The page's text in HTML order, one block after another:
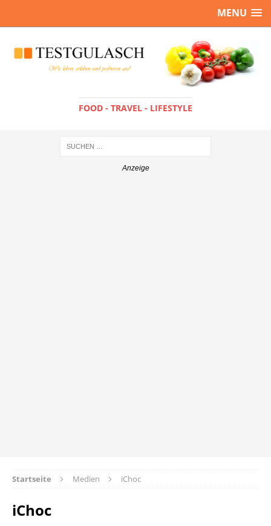
MENU
FOOD - TRAVEL - LIFESTYLE
Startseite Medien iChoc
iChoc